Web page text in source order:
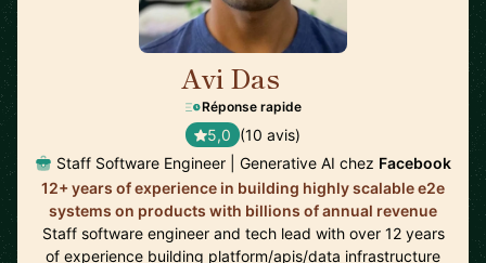
Avi Das
Réponse rapide
5,0 (10 avis)
Staff Software Engineer | Generative AI chez Facebook
12+ years of experience in building highly scalable e2e
systems on products with billions of annual revenue
Staff software engineer and tech lead with over 12 years
of experience building platform/apis/data infrastructure